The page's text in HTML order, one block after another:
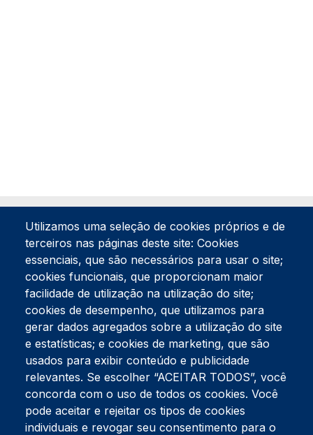
Tel:234 390 100Fax:234 390 100
Endereço Postal
Apartado 42
Rua Gil Eanes 31
3834-908 Gafanha da Nazaré
Estúdios
Rua Prior Guerra
Edifício do Centro Cultural da Gafanha da Nazaré
Utilizamos uma seleção de cookies próprios e de
terceiros nas páginas deste site: Cookies
essenciais, que são necessários para usar o site;
cookies funcionais, que proporcionam maior
facilidade de utilização na utilização do site;
cookies de desempenho, que utilizamos para
gerar dados agregados sobre a utilização do site
e estatísticas; e cookies de marketing, que são
usados para exibir conteúdo e publicidade
relevantes. Se escolher “ACEITAR TODOS”, você
concorda com o uso de todos os cookies. Você
pode aceitar e rejeitar os tipos de cookies
individuais e revogar seu consentimento para o